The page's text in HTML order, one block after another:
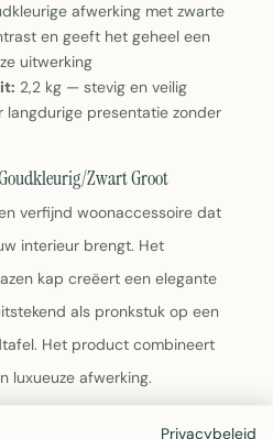
afwerking met zwarte
en geeft het geheel een
uitwerking
2,2 kg — stevig en veilig
langdurige presentatie zonder
Zwart Groot
verfijnd woonaccessoire dat
interieur brengt. Het
kap creëert een elegante
als pronkstuk op een
Het product combineert
luxueuze afwerking.
Met een breedte van 23 cm,
Privacybeleid